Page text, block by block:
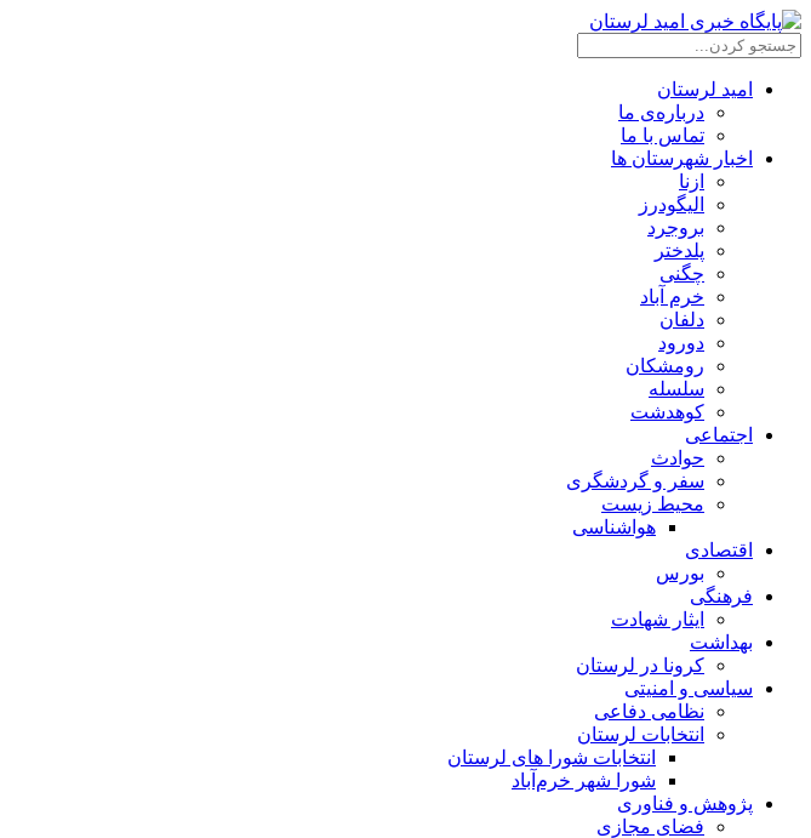
امید لرستان
درباره‌ی ما
تماس با ما
اخبار شهرستان ها
ازنا
الیگودرز
بروجرد
پلدختر
چگنی
خرم آباد
دلفان
دورود
رومشکان
سلسله
کوهدشت
اجتماعی
حوادث
سفر و گردشگری
محیط زیست
هواشناسی
اقتصادی
بورس
فرهنگی
ایثار شهادت
بهداشت
کرونا در لرستان
سیاسی و امنیتی
نظامی دفاعی
انتخابات لرستان
انتخابات شورا های لرستان
شورا شهر خرم‌آباد
پژوهش و فناوری
فضای مجازی